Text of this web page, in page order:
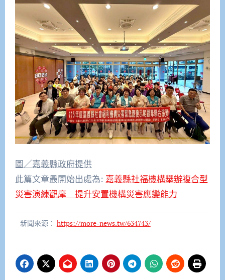
圖／嘉義縣政府提供
此篇文章最開始出處為: 嘉義縣社福機構舉辦複合型
災害演練觀摩 提升安置機構災害應變能力
新聞來源： https://more-news.tw/634743/